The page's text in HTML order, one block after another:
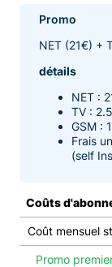
Promo
NET (21€) +
détails
NET :
TV :
GSM :
Frais
(self
Coûts
Coût mensuel
Promo